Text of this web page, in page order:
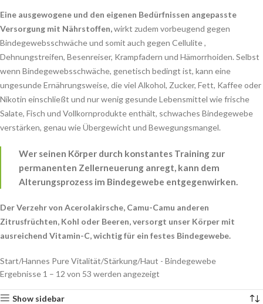
Eine ausgewogene und den eigenen Bedürfnissen angepasste
Versorgung mit Nährstoffen,wirkt zudem vorbeugend gegen
Bindegewebsschwäche und somit auch gegen Cellulite ,
Dehnungstreifen, Besenreiser, Krampfadern und Hämorrhoiden. Selbst
wenn Bindegewebsschwäche, genetisch bedingt ist, kann eine
ungesunde Ernährungsweise, die viel Alkohol, Zucker, Fett, Kaffee oder
Nikotin einschließt und nur wenig gesunde Lebensmittel wie frische
Salate, Fisch und Vollkornprodukte enthält, schwaches Bindegewebe
verstärken, genau wie Übergewicht und Bewegungsmangel.
Wer seinen Körper durch konstantes Training zur
permanenten Zellerneuerung anregt, kann dem
Alterungsprozess im Bindegewebe entgegenwirken.
Der Verzehr von Acerolakirsche, Camu-Camu anderen
Zitrusfrüchten, Kohl oder Beeren, versorgt unser Körper mit
ausreichend Vitamin-C, wichtig für ein festes Bindegewebe.
Start Hannes Pure Vitalität Stärkung Haut - Bindegewebe
Ergebnisse 1 – 12 von 53 werden angezeigt
Show sidebar